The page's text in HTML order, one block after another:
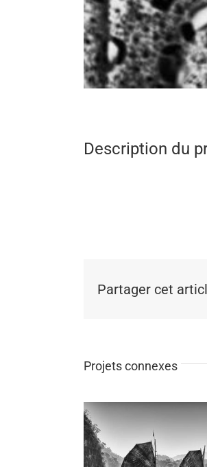
Description du
Partager cet
Projets connexes